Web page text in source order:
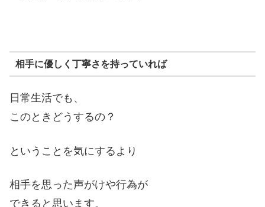
相手に優しく丁寧さを持っていれば
日常生活でも、
このときどうするの？
ということを気にするより
相手を思った声がけや行為が
できると思います。